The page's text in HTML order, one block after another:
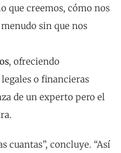
que creemos, cómo nos
sin que nos
, ofreciendo
o financieras
de un experto pero el
cuantas”, concluye. “Así